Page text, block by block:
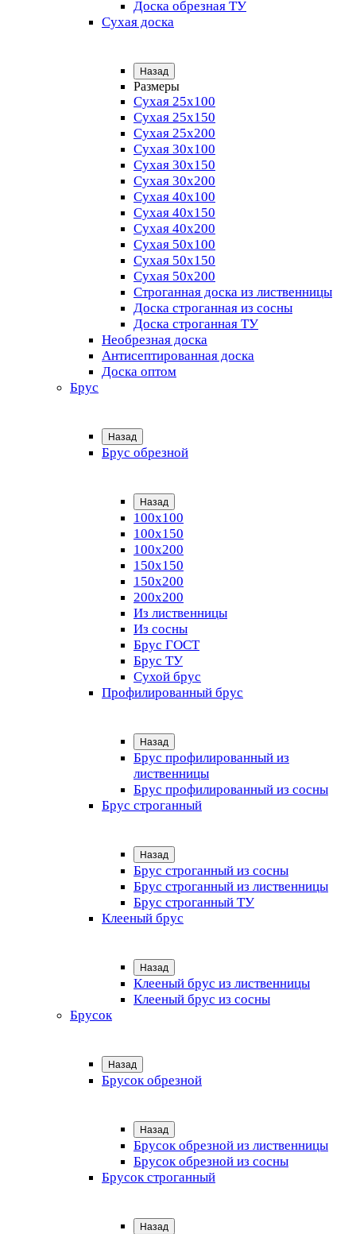
Доска обрезная ТУ
Сухая доска
Назад
Размеры
Сухая 25х100
Сухая 25х150
Сухая 25х200
Сухая 30х100
Сухая 30х150
Сухая 30х200
Сухая 40х100
Сухая 40х150
Сухая 40х200
Сухая 50х100
Сухая 50х150
Сухая 50х200
Строганная доска из лиственницы
Доска строганная из сосны
Доска строганная ТУ
Необрезная доска
Антисептированная доска
Доска оптом
Брус
Назад
Брус обрезной
Назад
100х100
100х150
100х200
150х150
150х200
200х200
Из лиственницы
Из сосны
Брус ГОСТ
Брус ТУ
Сухой брус
Профилированный брус
Назад
Брус профилированный из
лиственницы
Брус профилированный из сосны
Брус строганный
Назад
Брус строганный из сосны
Брус строганный из лиственницы
Брус строганный ТУ
Клееный брус
Назад
Клееный брус из лиственницы
Клееный брус из сосны
Брусок
Назад
Брусок обрезной
Назад
Брусок обрезной из лиственницы
Брусок обрезной из сосны
Брусок строганный
Назад